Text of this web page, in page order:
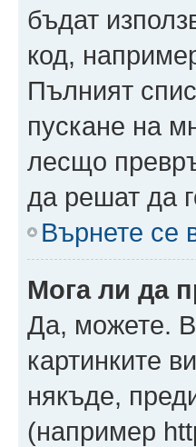
бъдат
код,
Пълният
пускане на
лесщо
да решат да
Върнете се
Мога ли да
Да, можете.
картинките
някъде,
(например